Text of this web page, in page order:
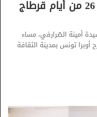
اختتام فعاليات الدورة 26 من أيام قرطاج
أمينة الصّرارفي، مساء
29 نوفمبر 2025 بمسرح أوبرا تونس بمدينة الثقافة